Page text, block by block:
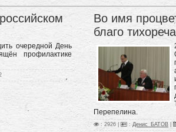
очередной День
профилактике
Во имя
благо
Перепелина.
: 2926 | :Денис_БАТОВ |